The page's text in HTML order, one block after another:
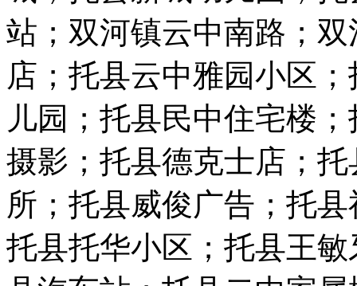
站；双河镇云中南路；
店；托县云中雅园小区
儿园；托县民中住宅楼
摄影；托县德克士店；
所；托县威俊广告；托
托县托华小区；托县王